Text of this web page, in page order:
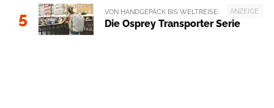
5 ANZEIGE
VON HANDGEPÄCK BIS WELTREISE
Die Osprey Transporter Serie